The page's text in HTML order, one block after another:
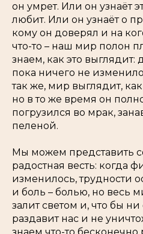
он умрет. Или он узнаёт
любит. Или он узнаёт о
кому он доверял и на
что-то – наш мир полон
знаем, как это
пока ничего не
так же, мир выглядит,
но в то же время он
погрузился во мрак,
пеленой.
Мы можем представить
радостная весть: когда
изменилось, трудности
и боль – болью, но весь
залит светом и, что бы ни
раздавит нас и не